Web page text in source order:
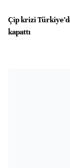
Çip krizi
kapattı